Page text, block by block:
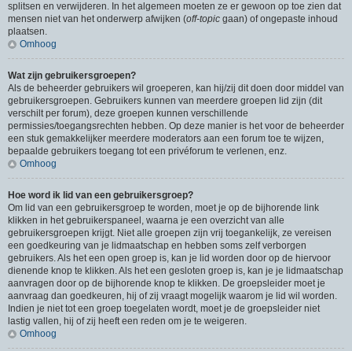
splitsen en verwijderen. In het algemeen moeten ze er gewoon op toe zien dat
mensen niet van het onderwerp afwijken (off-topic gaan) of ongepaste inhoud
plaatsen.
Omhoog
Wat zijn gebruikersgroepen?
Als de beheerder gebruikers wil groeperen, kan hij/zij dit doen door middel van
gebruikersgroepen. Gebruikers kunnen van meerdere groepen lid zijn (dit
verschilt per forum), deze groepen kunnen verschillende
permissies/toegangsrechten hebben. Op deze manier is het voor de beheerder
een stuk gemakkelijker meerdere moderators aan een forum toe te wijzen,
bepaalde gebruikers toegang tot een privéforum te verlenen, enz.
Omhoog
Hoe word ik lid van een gebruikersgroep?
Om lid van een gebruikersgroep te worden, moet je op de bijhorende link
klikken in het gebruikerspaneel, waarna je een overzicht van alle
gebruikersgroepen krijgt. Niet alle groepen zijn vrij toegankelijk, ze vereisen
een goedkeuring van je lidmaatschap en hebben soms zelf verborgen
gebruikers. Als het een open groep is, kan je lid worden door op de hiervoor
dienende knop te klikken. Als het een gesloten groep is, kan je je lidmaatschap
aanvragen door op de bijhorende knop te klikken. De groepsleider moet je
aanvraag dan goedkeuren, hij of zij vraagt mogelijk waarom je lid wil worden.
Indien je niet tot een groep toegelaten wordt, moet je de groepsleider niet
lastig vallen, hij of zij heeft een reden om je te weigeren.
Omhoog